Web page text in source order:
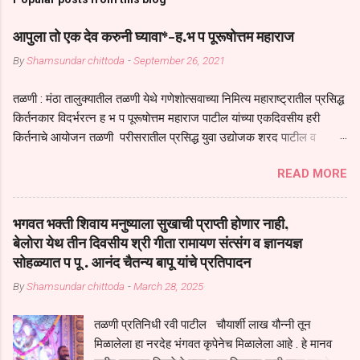
आपुला तो एक देव करुनी घ्यावा*-ह.भ प पूरूषोत्तम महाराज
ByShamsundar chittoda -September 26, 2021
तळणी : मंठा तालुक्यातील तळणी येथे गणेशोत्सवाच्या निमित्य महाराष्ट्रातील प्रसिद्ध
किर्तनकार विदर्भरत्न ह भ प पूरूषोत्तम महाराज पाटील यांच्या एकदिवसीय हरी
किर्तनाचे आयोजन तळणी परीसरातील प्रसिद्ध युवा उद्योजक शरद पाटील व
तुकाराम महाराज यांच्या *आपुला तो एक देव करुनी घ्यावा* *तेणे विन जिवा सुख
नोहे* *येरती माईक दुःखाची जनीती* *नाही आदी अंती अवसान* या अभंगावर
सुंदर निरूपण केले सध्य स्थितीचा काळ हा मानव जातीच्या परीक्षेचा काळ आहे
धर्ममंडपात बसलेली लोक ही खरच भाग्यवान आहेत कोरोना सारख्या महामारीत आपंण
जिवंत आहोत या महामारीतून जर आपल्याला वाचायचे असेल तर धार्मीक विचाराचा
आधार आपल्याला घ्यावाच लागेल महामारीच्या काळात वारकरी सप्रदायच खूप मोठा
आधार आहे सध्य स्थितीत मानव जातीची मानसीक अवस्था सक्षम असणे गरजेचे आहे
सगळ्याना करून दीली आहे मनुष्याच्या आयुष्यातील नामसाधना ही त्याच्यासाठी खूप
मोठा आधार असते परतू आज काल तीच साधना करण्याचा आळस आ...
READ MORE
भगवत भक्ती शिवाय मनुष्याला सुखाची प्राप्ती होणार नाही,
बेलोरा येथ तीन दिवसीय श्री गीता रामायण संत्संग व ज्ञानयज्ञ
सोहळ्यात प पू . आनंद चैतन्य बापू यांचे प्रतिपादन
ByShamsundar chittoda -March 28, 2025
तळणी प्रतिनिधी रवी पाटील चौयार्शी लाख यौन्नी तून
मिळालेला हा नरदेह भंगवत कृपेनेच मिळालेला आहे . हे मानव